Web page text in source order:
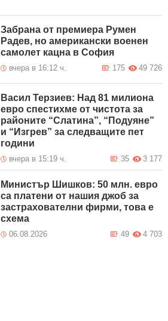
Забрана от премиера Румен
Радев, но американски военен
самолет кацна в София
вчера в 16:12 ч. 49 726
175
Васил Терзиев: Над 81 милиона
евро спестихме от чистота за
районите “Слатина”, “Подуяне”
и “Изгрев” за следващите пет
години
вчера в 15:19 ч. 3 177
35
Министър Шишков: 50 млн. евро
са платени от нашия джоб за
застрахователни фирми, това е
схема
06.08.2026 4 703
49